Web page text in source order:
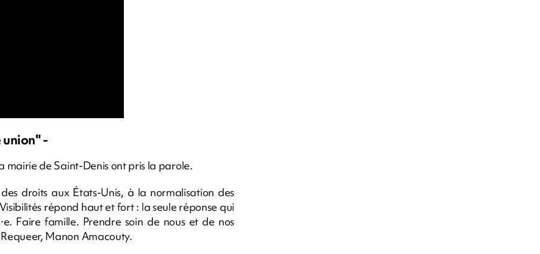
-
mairie de Saint-Denis ont pris la parole.
droits aux États-Unis, à la normalisation des
répond haut et fort : la seule réponse qui
Faire famille. Prendre soin de nous et de nos
Manon Amacouty.